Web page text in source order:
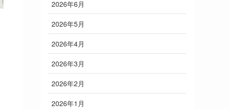
2026年6月
2026年5月
2026年4月
2026年3月
2026年2月
2026年1月